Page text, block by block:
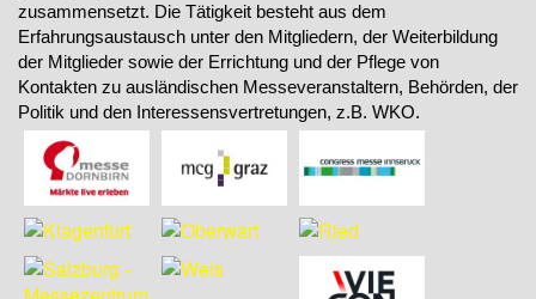
zusammensetzt. Die Tätigkeit besteht aus dem
Erfahrungsaustausch unter den Mitgliedern, der Weiterbildung
der Mitglieder sowie der Errichtung und der Pflege von
Kontakten zu ausländischen Messeveranstaltern, Behörden, der
Politik und den Interessensvertretungen, z.B. WKO.